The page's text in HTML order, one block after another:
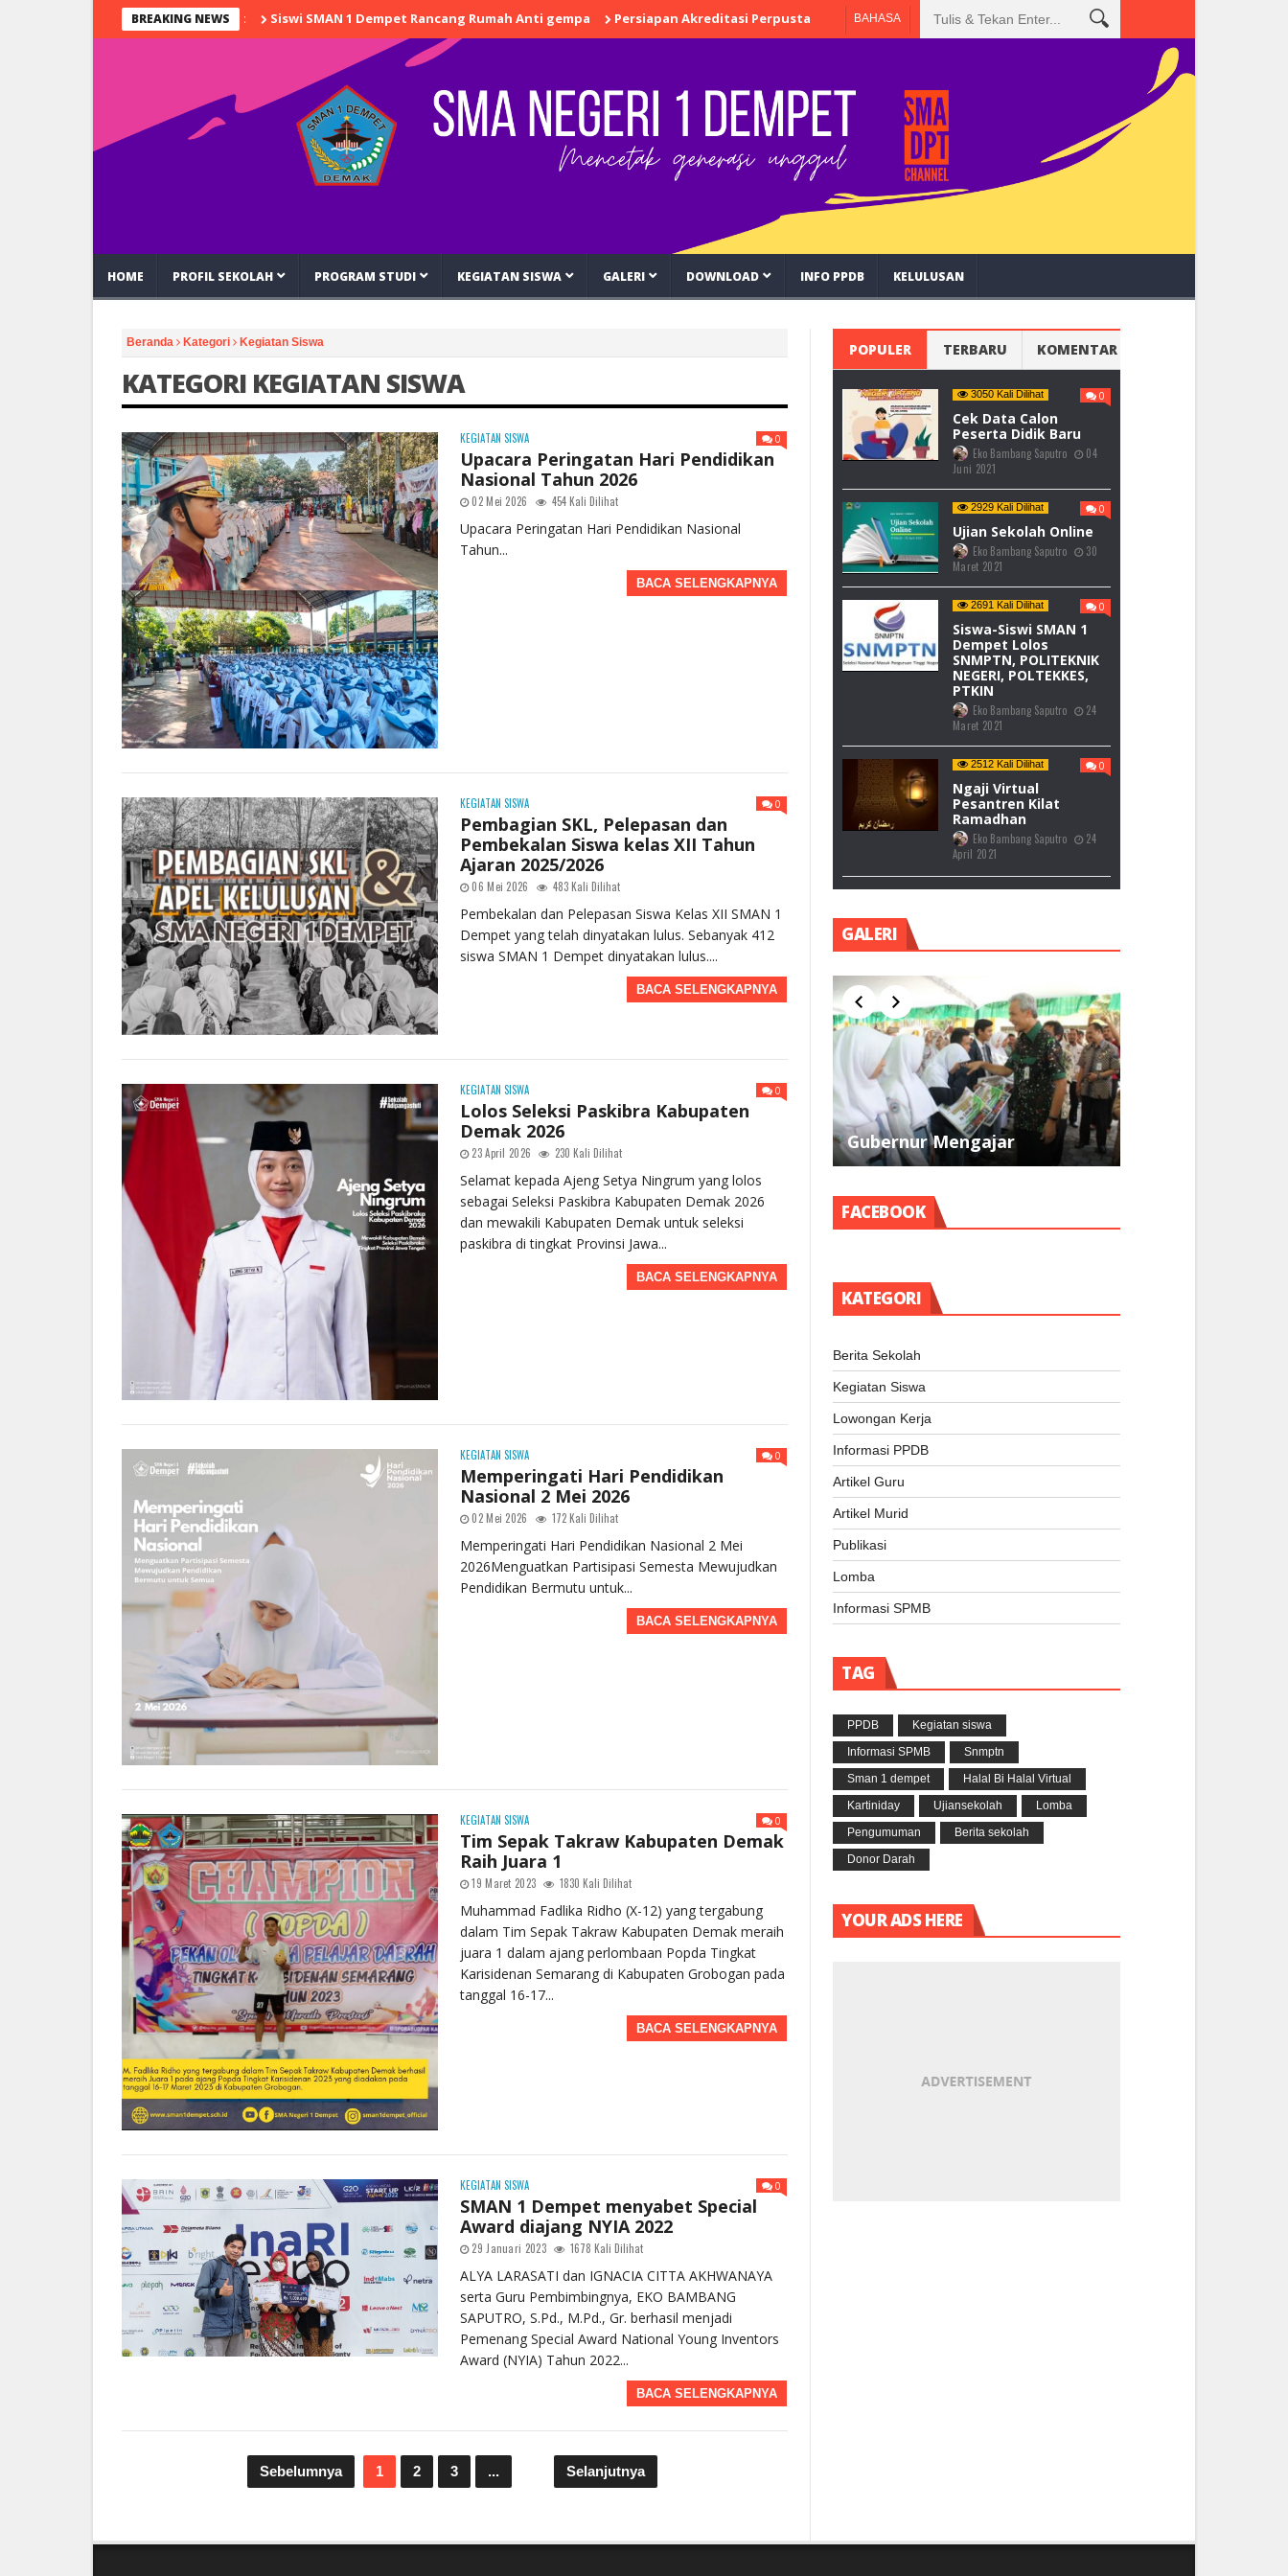
BREAKING NEWSSiswi SMAN 1 Dempet Rancang Rumah Anti gempa Persiapan Akreditasi Perpustakaan Program SMA Dempet Hebat
BAHASA
HOME PROFIL SEKOLAH PROGRAM STUDI KEGIATAN SISWA GALERI DOWNLOAD INFO PPDB KELULUSAN
Beranda Kategori Kegiatan Siswa
KATEGORI KEGIATAN SISWA
KEGIATAN SISWA 0
Upacara Peringatan Hari Pendidikan
Nasional Tahun 2026
02 Mei 2026 454 Kali Dilihat
Upacara Peringatan Hari Pendidikan Nasional
Tahun...
BACA SELENGKAPNYA
KEGIATAN SISWA 0
Pembagian SKL, Pelepasan dan
Pembekalan Siswa kelas XII Tahun
Ajaran 2025/2026
06 Mei 2026 483 Kali Dilihat
Pembekalan dan Pelepasan Siswa Kelas XII SMAN 1
Dempet yang telah dinyatakan lulus. Sebanyak 412
siswa SMAN 1 Dempet dinyatakan lulus....
BACA SELENGKAPNYA
KEGIATAN SISWA 0
Lolos Seleksi Paskibra Kabupaten
Demak 2026
23 April 2026 230 Kali Dilihat
Selamat kepada Ajeng Setya Ningrum yang lolos
sebagai Seleksi Paskibra Kabupaten Demak 2026
dan mewakili Kabupaten Demak untuk seleksi
paskibra di tingkat Provinsi Jawa...
BACA SELENGKAPNYA
KEGIATAN SISWA 0
Memperingati Hari Pendidikan
Nasional 2 Mei 2026
02 Mei 2026 172 Kali Dilihat
Memperingati Hari Pendidikan Nasional 2 Mei
2026Menguatkan Partisipasi Semesta Mewujudkan
Pendidikan Bermutu untuk...
BACA SELENGKAPNYA
KEGIATAN SISWA 0
Tim Sepak Takraw Kabupaten Demak
Raih Juara 1
19 Maret 2023 1830 Kali Dilihat
Muhammad Fadlika Ridho (X-12) yang tergabung
dalam Tim Sepak Takraw Kabupaten Demak meraih
juara 1 dalam ajang perlombaan Popda Tingkat
Karisidenan Semarang di Kabupaten Grobogan pada
tanggal 16-17...
BACA SELENGKAPNYA
KEGIATAN SISWA 0
SMAN 1 Dempet menyabet Special
Award diajang NYIA 2022
29 Januari 2023 1678 Kali Dilihat
ALYA LARASATI dan IGNACIA CITTA AKHWANAYA
serta Guru Pembimbingnya, EKO BAMBANG
SAPUTRO, S.Pd., M.Pd., Gr. berhasil menjadi
Pemenang Special Award National Young Inventors
Award (NYIA) Tahun 2022...
BACA SELENGKAPNYA
Sebelumnya 1 2 3 ... Selanjutnya
POPULER TERBARU KOMENTAR
3050 Kali Dilihat 0
Cek Data Calon
Peserta Didik Baru
Eko Bambang Saputro
04
Juni 2021
2929 Kali Dilihat 0
Ujian Sekolah Online
Eko Bambang Saputro
30
Maret 2021
2691 Kali Dilihat 0
Siswa-Siswi SMAN 1
Dempet Lolos
SNMPTN, POLITEKNIK
NEGERI, POLTEKKES,
PTKIN
Eko Bambang Saputro
24
Maret 2021
2512 Kali Dilihat 0
Ngaji Virtual
Pesantren Kilat
Ramadhan
Eko Bambang Saputro
24
April 2021
GALERI
Gubernur Mengajar
FACEBOOK
KATEGORI
Berita Sekolah
Kegiatan Siswa
Lowongan Kerja
Informasi PPDB
Artikel Guru
Artikel Murid
Publikasi
Lomba
Informasi SPMB
TAG
PPDB
Kegiatan siswa
Informasi SPMB
Snmptn
Sman 1 dempet
Halal Bi Halal Virtual
Kartiniday
Ujiansekolah
Lomba
Pengumuman
Berita sekolah
Donor Darah
YOUR ADS HERE